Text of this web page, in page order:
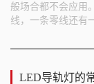
般场合都不会应用
线，一条零线还有
LED导轨灯的